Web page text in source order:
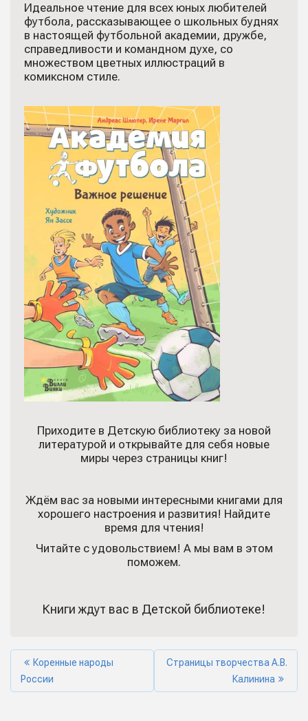
Идеальное чтение для всех юных любителей
футбола, рассказывающее о школьных буднях
в настоящей футбольной академии, дружбе,
справедливости и командном духе, со
множеством цветных иллюстраций в
комиксном стиле.
Приходите в Детскую библиотеку за новой
литературой и открывайте для себя новые
миры через страницы книг!
Ждём вас за новыми интересными книгами для
хорошего настроения и развития! Найдите
время для чтения!
Читайте с удовольствием! А мы вам в этом
поможем.
Книги ждут вас в Детской библиотеке!
Коренные народы
России
Страницы творчества А.В.
Калинина